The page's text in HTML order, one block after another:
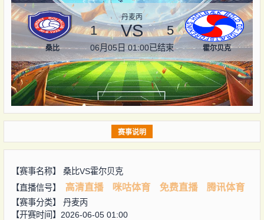
桑比
丹麦丙
1 VS 5
06月05日 01:00已结束 霍尔贝克
赛事说明
【赛事名称】 桑比VS霍尔贝克
【直播信号】
高清直播 咪咕体育 免费直播 腾讯体育
【赛事分类】 丹麦丙
【开赛时间】2026-06-05 01:00